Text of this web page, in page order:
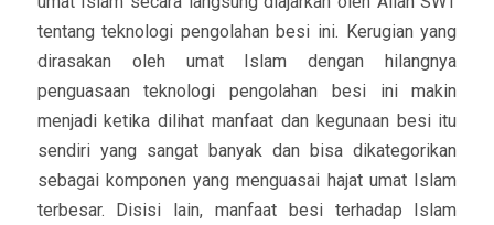
tentang teknologi pengolahan besi ini. Kerugian yang
dirasakan oleh umat Islam dengan hilangnya
penguasaan teknologi pengolahan besi ini makin
menjadi ketika dilihat manfaat dan kegunaan besi itu
sendiri yang sangat banyak dan bisa dikategorikan
sebagai komponen yang menguasai hajat umat Islam
terbesar. Disisi lain, manfaat besi terhadap Islam